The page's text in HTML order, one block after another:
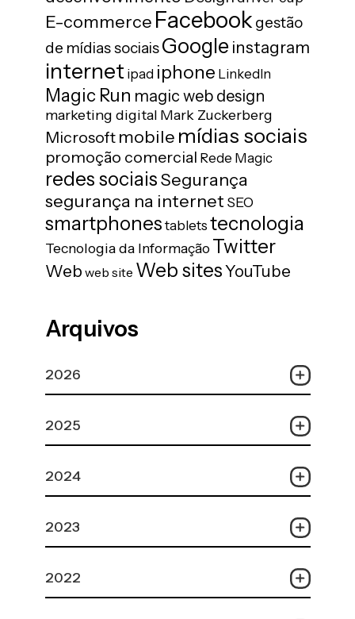
E-commerce Facebook gestão
de mídias sociaisGoogle instagram
internet ipad iphone LinkedIn
Magic Run magic web design
marketing digital Mark Zuckerberg
Microsoft mobile mídias sociais
promoção comercial Rede Magic
redes sociaisSegurança
segurança na internet SEO
smartphones tablets tecnologia
Tecnologia da Informação Twitter
Web web site Web sitesYouTube
Arquivos
2026
2025
2024
2023
2022